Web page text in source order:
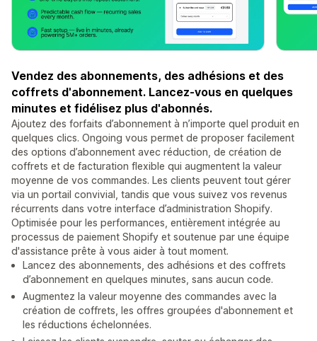
Vendez des abonnements, des adhésions et des
coffrets d'abonnement. Lancez-vous en quelques
minutes et fidélisez plus d'abonnés.
Ajoutez des forfaits d’abonnement à n’importe quel produit en
quelques clics. Ongoing vous permet de proposer facilement
des options d’abonnement avec réduction, de création de
coffrets et de facturation flexible qui augmentent la valeur
moyenne de vos commandes. Les clients peuvent tout gérer
via un portail convivial, tandis que vous suivez vos revenus
récurrents dans votre interface d’administration Shopify.
Optimisée pour les performances, entièrement intégrée au
processus de paiement Shopify et soutenue par une équipe
d'assistance prête à vous aider à tout moment.
Lancez des abonnements, des adhésions et des coffrets
d’abonnement en quelques minutes, sans aucun code.
Augmentez la valeur moyenne des commandes avec la
création de coffrets, les offres groupées d'abonnement et
les réductions échelonnées.